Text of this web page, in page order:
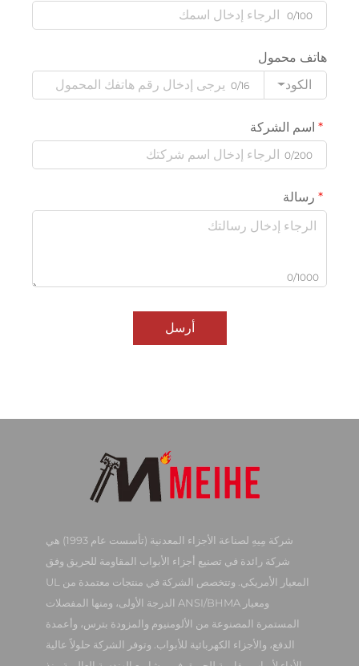
0/100
هاتف محمول
الكود
0/16
اسم الشركة
0/200
رسالة
0/1000
أرسل
شركة مِيهِ لصناعة الأجزاء المعدنية (تأسست عام 1993) هي
شركة رائدة في تصنيع أجزاء الأبواب المقاومة للحريق وفق
المعيار الأمريكي. وتتخصص الشركة في منتجات معتمدة من UL
ومعيار ANSI/BHMA الدرجة الأولى، ومنها المفصلات
المستمرة المصنوعة من الألومنيوم والمزودة بترس، وأعمدة
الدفع، والأجزاء الكهربائية للأبواب. وتوفر الشركة حلولاً عالية